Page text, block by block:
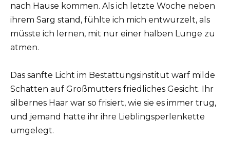
nach Hause kommen. Als ich letzte Woche neben
ihrem Sarg stand, fühlte ich mich entwurzelt, als
müsste ich lernen, mit nur einer halben Lunge zu
atmen.
Das sanfte Licht im Bestattungsinstitut warf milde
Schatten auf Großmutters friedliches Gesicht. Ihr
silbernes Haar war so frisiert, wie sie es immer trug,
und jemand hatte ihr ihre Lieblingsperlenkette
umgelegt.